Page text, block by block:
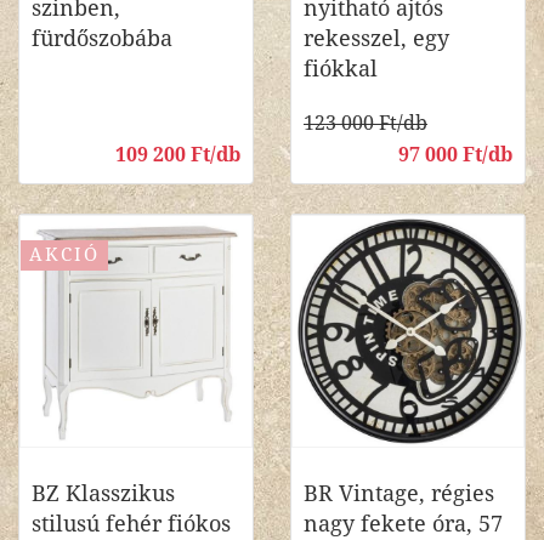
szinben,
fürdőszobába
109 200 Ft/db
nyitható ajtós
rekesszel, egy
fiókkal
123 000 Ft/db
97 000 Ft/db
AKCIÓ
BZ Klasszikus
stilusú fehér fiókos
BR Vintage, régies
nagy fekete óra, 57